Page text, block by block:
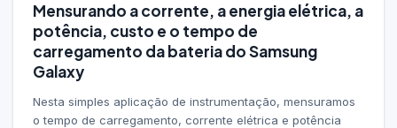
Mensurando a corrente, a energia elétrica, a
potência, custo e o tempo de
carregamento da bateria do Samsung
Galaxy
Nesta simples aplicação de instrumentação, mensuramos
o tempo de carregamento, corrente elétrica e potência